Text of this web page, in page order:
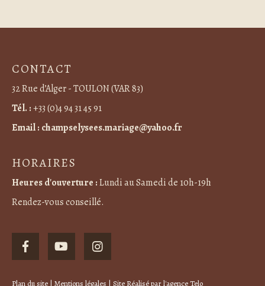
CONTACT
32 Rue d’Alger - TOULON (VAR 83)
Tél. :+33 (0)4 94 31 45 91
Email : champselysees.mariage@yahoo.fr
HORAIRES
Heures d'ouverture :Lundi au Samedi de 10h-19h
Rendez-vous conseillé.
Plan du site | Mentions légales | Site Réalisé parl'agence Telo